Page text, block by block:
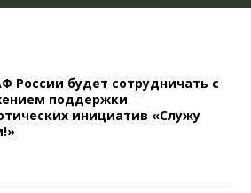
России будет сотрудничать с
поддержки
инициатив «Служу